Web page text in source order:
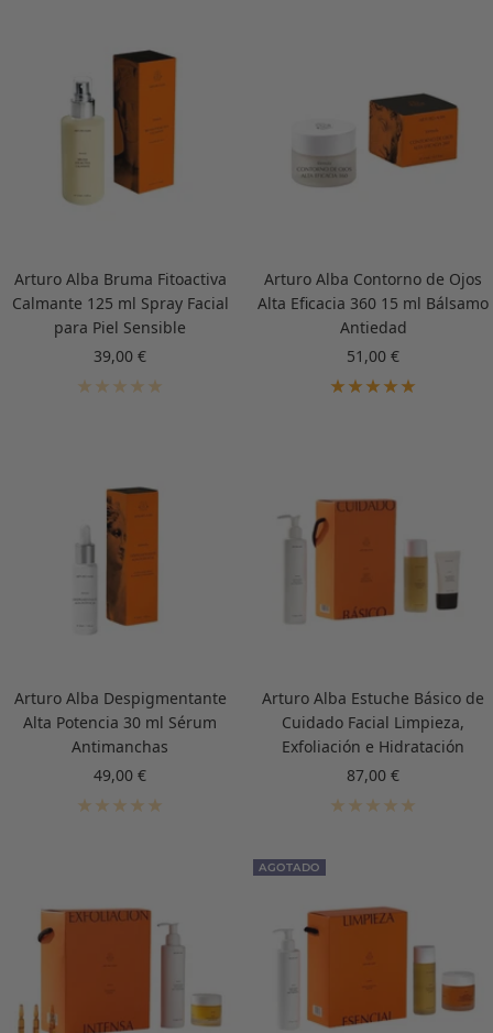
Arturo Alba Bruma Fitoactiva
Calmante 125 ml Spray Facial
para Piel Sensible
Precio
de
39,00 €
Arturo Alba Contorno de Ojos
Alta Eficacia 360 15 ml Bálsamo
Antiedad
Precio
de
51,00 €
Arturo Alba Despigmentante
Alta Potencia 30 ml Sérum
Antimanchas
Precio
de
49,00 €
Arturo Alba Estuche Básico de
Cuidado Facial Limpieza,
Exfoliación e Hidratación
Precio
de
87,00 €
AGOTADO